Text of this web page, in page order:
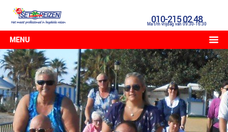
010-215 02 48
Ma t/m vrijdag van 09:30-16:30
MENU